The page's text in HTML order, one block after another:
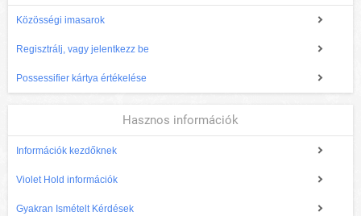
Közösségi imasarok
Regisztrálj, vagy jelentkezz be
Possessifier kártya értékelése
Hasznos információk
Információk kezdőknek
Violet Hold információk
Gyakran Ismételt Kérdések